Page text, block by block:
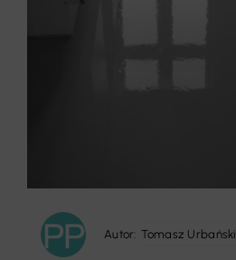
Autor: Tomasz Urbański